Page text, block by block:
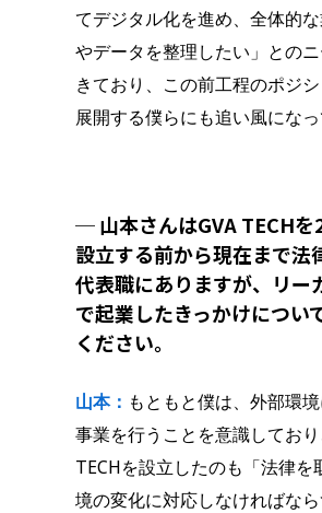
てデジタル化を進め、全体的
やデータを整理したい」との
きており、この前工程のポジ
展開する僕らにも追い風になっ
─ 山本さんはGVA TECH
設立する前から現在まで法
代表職にありますが、リー
で起業したきっかけについ
ください。
山本： もともと僕は、外部環
事業を行うことを意識しており
TECHを設立したのも「法律を
境の変化に対応しなければな